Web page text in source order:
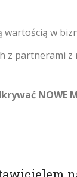
wartością w
z partnerami
NOWE